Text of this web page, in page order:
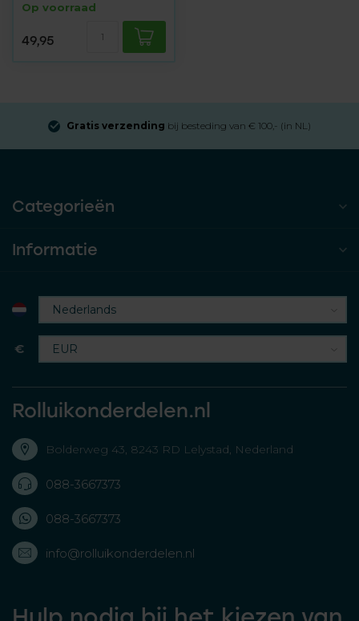
Op voorraad
49,95
Gratis verzending bij besteding van € 100,- (in NL)
Categorieën
Informatie
€
Rolluikonderdelen.nl
Bolderweg 43, 8243 RD Lelystad, Nederland
088-3667373
088-3667373
info@rolluikonderdelen.nl